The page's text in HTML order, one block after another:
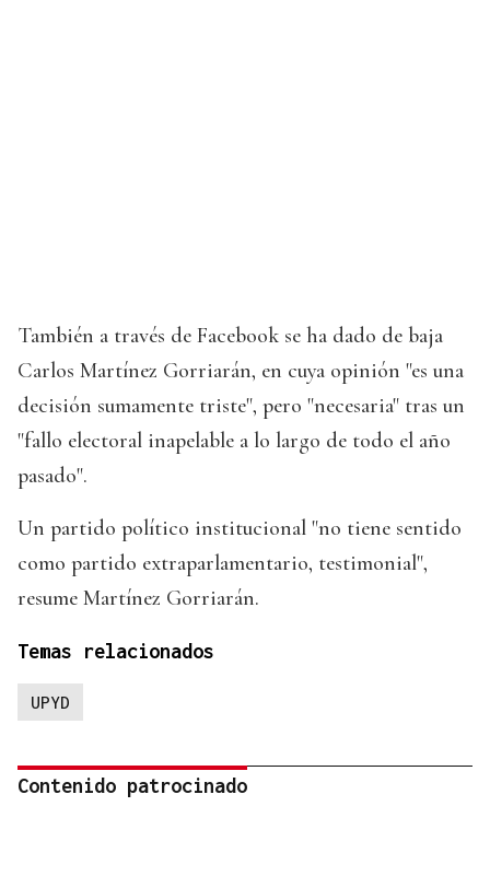
También a través de Facebook se ha dado de baja
Carlos Martínez Gorriarán, en cuya opinión "es una
decisión sumamente triste", pero "necesaria" tras un
"fallo electoral inapelable a lo largo de todo el año
pasado".
Un partido político institucional "no tiene sentido
como partido extraparlamentario, testimonial",
resume Martínez Gorriarán.
Temas relacionados
UPYD
Contenido patrocinado